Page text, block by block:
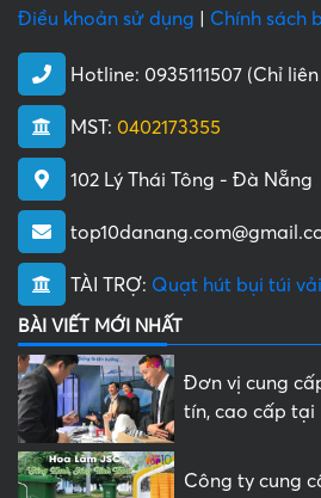
Điều khoản sử dụng Chính sách
Hotline: 0935111507 (Chỉ
MST: 0402173355
102 Lý Thái Tông - Đà Nẵng
TÀI TRỢ: Quạt hút bụi túi vải
BÀI VIẾT MỚI NHẤT
Đơn vị cung
tín, cao cấp tại
Công ty cung